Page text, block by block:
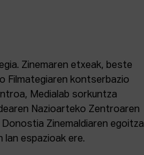
Zinemaren etxeak, beste
Filmategiaren kontserbazio
Medialab sorkuntza
Nazioarteko Zentroaren
Zinemaldiaren egoitza
espazioak ere.